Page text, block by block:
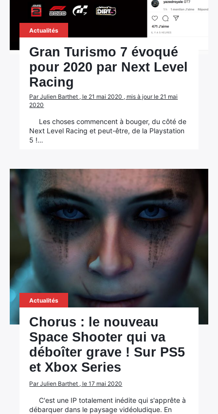
Actualités
Gran Turismo 7 évoqué
pour 2020 par Next Level
Racing
Par Julien Barthet , le 21 mai 2020 , mis à jour le 21 mai
2020
Les choses commencent à bouger, du côté de
Next Level Racing et peut-être, de la Playstation
5 !…
Actualités
Chorus : le nouveau
Space Shooter qui va
déboîter grave ! Sur PS5
et Xbox Series
Par Julien Barthet , le 17 mai 2020
C'est une IP totalement inédite qui s'apprête à
débarquer dans le paysage vidéoludique. En